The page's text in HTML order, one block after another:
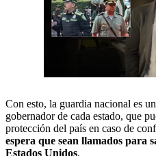
Con esto, la guardia nacional es
gobernador de cada estado, que
protección del país en caso de
espera que sean llamados para
Estados Unidos.